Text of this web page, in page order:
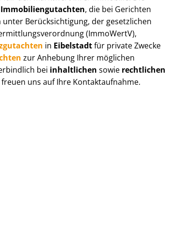
, die bei Gerichten
Be­rück­sich­ti­gung, der gesetzlichen
(ImmoWertV),
in Eibelstadtfür private Zwecke
zur Anhebung Ihrer möglichen
bei inhaltlichen sowie rechtlichen
freuen uns auf Ihre Kontaktaufnahme.